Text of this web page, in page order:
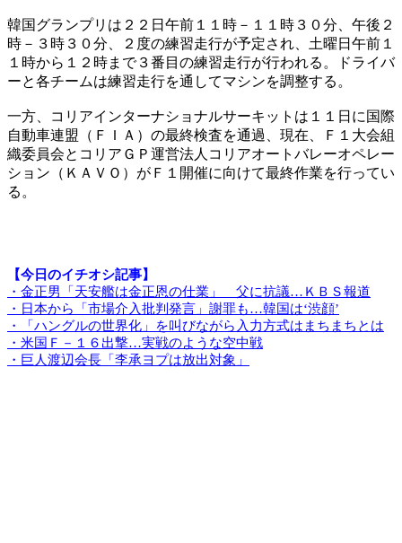
韓国グランプリは２２日午前１１時－１１時３０分、午後２
時－３時３０分、２度の練習走行が予定され、土曜日午前１
１時から１２時まで３番目の練習走行が行われる。ドライバ
ーと各チームは練習走行を通してマシンを調整する。
一方、コリアインターナショナルサーキットは１１日に国際
自動車連盟（ＦＩＡ）の最終検査を通過、現在、Ｆ１大会組
織委員会とコリアＧＰ運営法人コリアオートバレーオペレー
ション（ＫＡＶＯ）がＦ１開催に向けて最終作業を行ってい
る。
【今日のイチオシ記事】
・金正男「天安艦は金正恩の仕業」 父に抗議…ＫＢＳ報道
・日本から「市場介入批判発言」謝罪も…韓国は‘渋顔’
・「ハングルの世界化」を叫びながら入力方式はまちまちとは
・米国Ｆ－１６出撃…実戦のような空中戦
・巨人渡辺会長「李承ヨプは放出対象」